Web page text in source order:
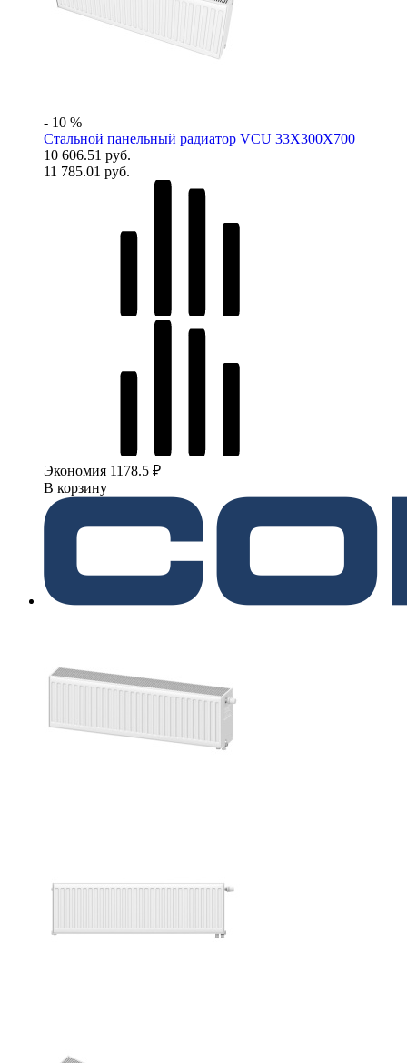
- 10 %
Стальной панельный радиатор VCU 33Х300X700
10 606.51 руб.
11 785.01 руб.
Экономия 1178.5 ₽
В корзину